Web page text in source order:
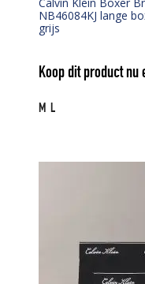
NB46084KJ lange
grijs
Koop dit product nu
M L